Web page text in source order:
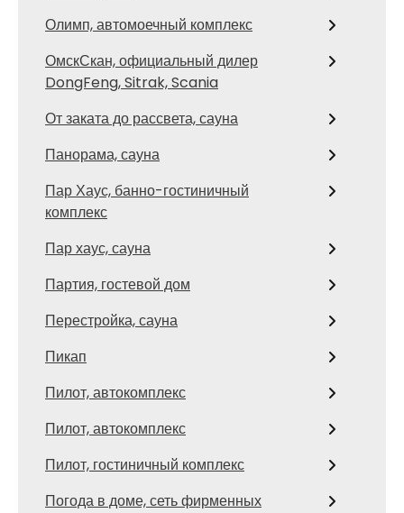
Олимп, автомоечный комплекс
ОмскСкан, официальный дилер
DongFeng, Sitrak, Scania
От заката до рассвета, сауна
Панорама, сауна
Пар Хаус, банно-гостиничный
комплекс
Пар хаус, сауна
Партия, гостевой дом
Перестройка, сауна
Пикап
Пилот, автокомплекс
Пилот, автокомплекс
Пилот, гостиничный комплекс
Погода в доме, сеть фирменных